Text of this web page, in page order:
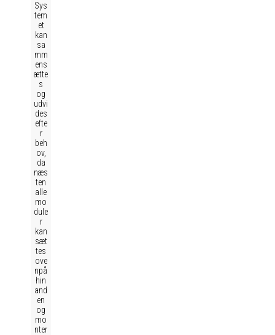
Sys
tem
et
kan
sa
mm
ens
ætte
s
og
udvi
des
efte
r
beh
ov,
da
næs
ten
alle
mo
dule
r
kan
sæt
tes
ove
npå
hin
and
en
og
mo
nter